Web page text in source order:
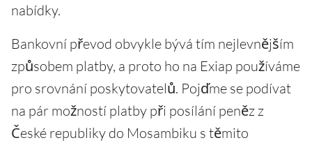
nabídky.
Bankovní převod obvykle bývá tím nejlevnějším
způsobem platby, a proto ho na Exiap používáme
pro srovnání poskytovatelů. Pojďme se podívat
na pár možností platby při posílání peněz z
České republiky do Mosambiku s těmito